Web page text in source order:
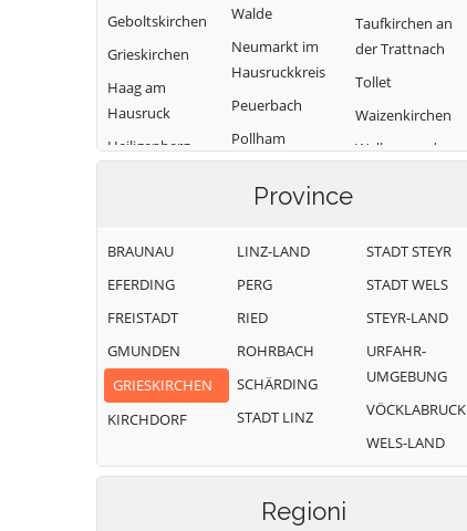
Geboltskirchen
Grieskirchen
Haag am
Hausruck
Heiligenberg
Walde
Neumarkt im
Hausruckkreis
Peuerbach
Pollham
Pram
Taufkirchen an
der Trattnach
Tollet
Waizenkirchen
Wallern an der
Province
BRAUNAU
EFERDING
FREISTADT
GMUNDEN
GRIESKIRCHEN
KIRCHDORF
LINZ-LAND
PERG
RIED
ROHRBACH
SCHÄRDING
STADT LINZ
STADT STEYR
STADT WELS
STEYR-LAND
URFAHR-
UMGEBUNG
VÖCKLABRUCK
WELS-LAND
Regioni